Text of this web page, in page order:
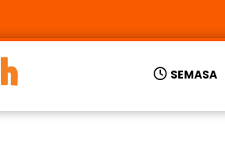
SEMASA